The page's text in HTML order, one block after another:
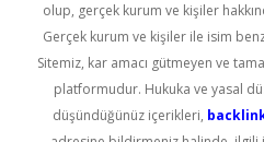
olup, gerçek kurum ve kişiler
Gerçek kurum ve kişiler ile isim
Sitemiz, kar amacı gütmeyen ve
platformudur. Hukuka ve yasal
düşündüğünüz içerikleri,